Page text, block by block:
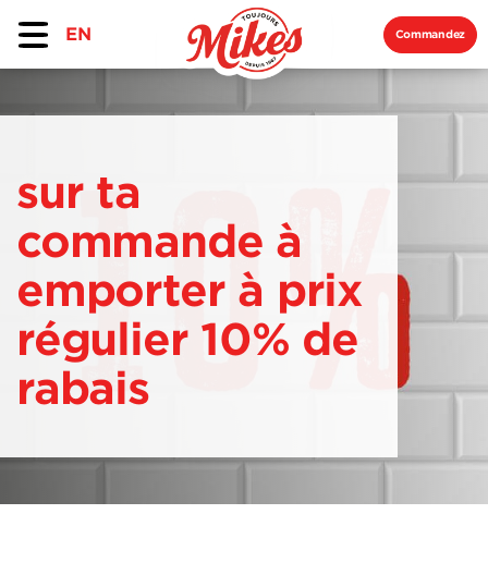
EN Commandez
sur ta
commande à
emporter à prix
régulier 10% de
rabais